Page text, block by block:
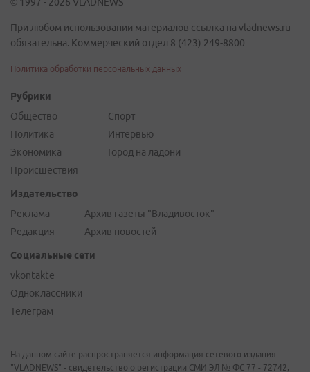
© 1997 - 2026 VLADNEWS
При любом использовании материалов ссылка на vladnews.ru
обязательна. Коммерческий отдел 8 (423) 249-8800
Политика обработки персональных данных
Рубрики
Общество
Политика
Экономика
Происшествия
Спорт
Интервью
Город на ладони
Издательство
Реклама
Редакция
Архив газеты "Владивосток"
Архив новостей
Социальные сети
vkontakte
Одноклассники
Телеграм
На данном сайте распространяется информация сетевого издания
"VLADNEWS" - свидетельство о регистрации СМИ ЭЛ № ФС 77 - 72742,